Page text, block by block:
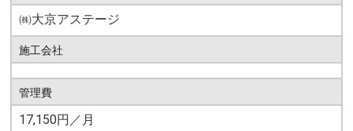
㈱大京アステージ
施工会社
管理費
17,150円／月